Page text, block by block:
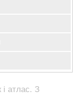
і атлас. З